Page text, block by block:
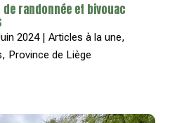
randonnée et bivouac
2024|Articles à la une,
, Province de Liège